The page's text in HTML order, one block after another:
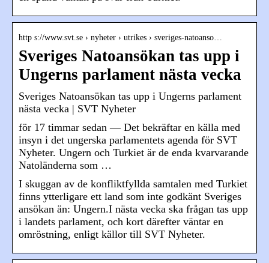
http s://www.svt.se › nyheter › utrikes › sveriges-natoanso…
Sveriges Natoansökan tas upp i
Ungerns parlament nästa vecka
Sveriges Natoansökan tas upp i Ungerns parlament
nästa vecka | SVT Nyheter
för 17 timmar sedan — Det bekräftar en källa med
insyn i det ungerska parlamentets agenda för SVT
Nyheter. Ungern och Turkiet är de enda kvarvarande
Natoländerna som …
I skuggan av de konfliktfyllda samtalen med Turkiet
finns ytterligare ett land som inte godkänt Sveriges
ansökan än: Ungern.I nästa vecka ska frågan tas upp
i landets parlament, och kort därefter väntar en
omröstning, enligt källor till SVT Nyheter.